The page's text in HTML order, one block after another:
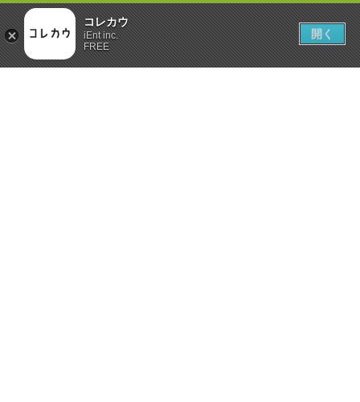
コレカウ
iEnt inc.
FREE
開く